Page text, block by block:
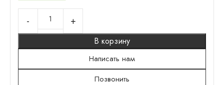
В корзину
Написать нам
Позвонить